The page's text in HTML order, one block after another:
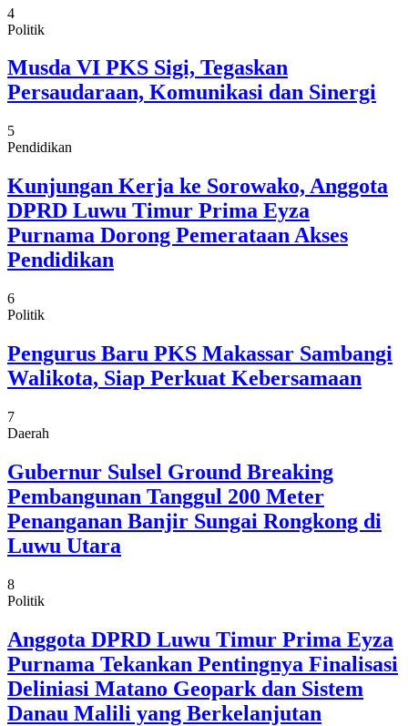
4
Politik
Musda VI PKS Sigi, Tegaskan
Persaudaraan, Komunikasi dan Sinergi
5
Pendidikan
Kunjungan Kerja ke Sorowako, Anggota
DPRD Luwu Timur Prima Eyza
Purnama Dorong Pemerataan Akses
Pendidikan
6
Politik
Pengurus Baru PKS Makassar Sambangi
Walikota, Siap Perkuat Kebersamaan
7
Daerah
Gubernur Sulsel Ground Breaking
Pembangunan Tanggul 200 Meter
Penanganan Banjir Sungai Rongkong di
Luwu Utara
8
Politik
Anggota DPRD Luwu Timur Prima Eyza
Purnama Tekankan Pentingnya Finalisasi
Deliniasi Matano Geopark dan Sistem
Danau Malili yang Berkelanjutan